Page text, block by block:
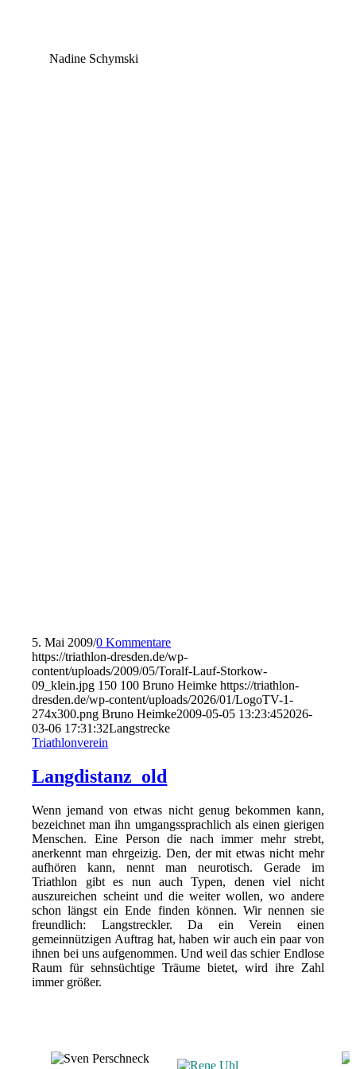
Nadine Schymski
5. Mai 2009/0 Kommentare
https://triathlon-dresden.de/wp-
content/uploads/2009/05/Toralf-Lauf-Storkow-
09_klein.jpg 150 100 Bruno Heimke https://triathlon-
dresden.de/wp-content/uploads/2026/01/LogoTV-1-
274x300.png Bruno Heimke2009-05-05 13:23:452026-
03-06 17:31:32Langstrecke
Triathlonverein
Langdistanz_old
Wenn jemand von etwas nicht genug bekommen kann,
bezeichnet man ihn umgangssprachlich als einen gierigen
Menschen. Eine Person die nach immer mehr strebt,
anerkennt man ehrgeizig. Den, der mit etwas nicht mehr
aufhören kann, nennt man neurotisch. Gerade im
Triathlon gibt es nun auch Typen, denen viel nicht
auszureichen scheint und die weiter wollen, wo andere
schon längst ein Ende finden können. Wir nennen sie
freundlich: Langstreckler. Da ein Verein einen
gemeinnützigen Auftrag hat, haben wir auch ein paar von
ihnen bei uns aufgenommen. Und weil das schier Endlose
Raum für sehnsüchtige Träume bietet, wird ihre Zahl
immer größer.